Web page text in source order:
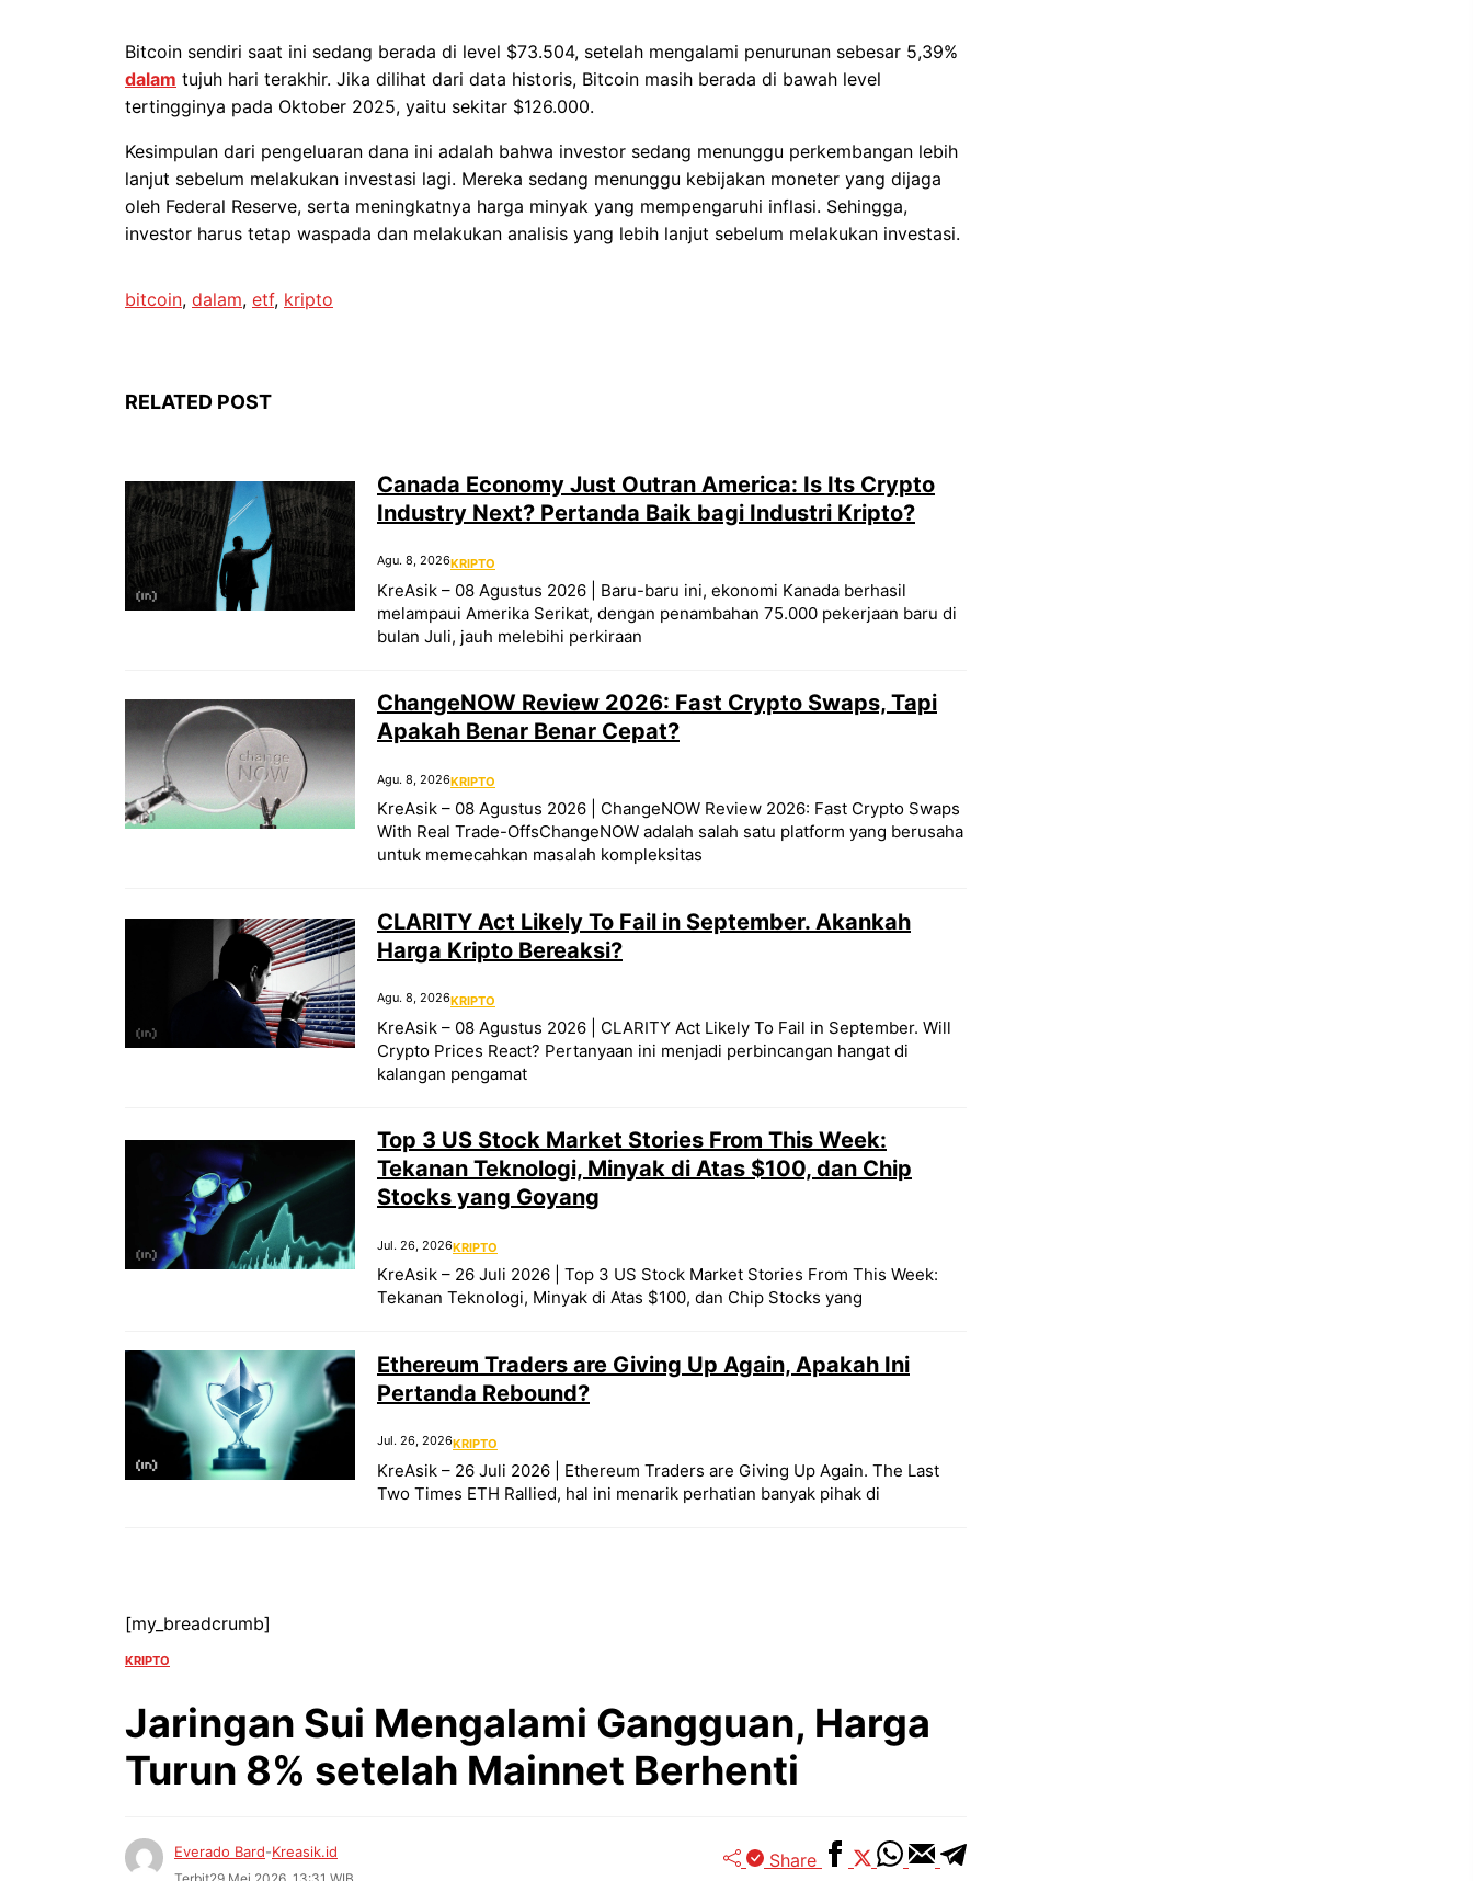
Bitcoin sendiri saat ini sedang berada di level $73.504, setelah mengalami penurunan sebesar 5,39%
dalam tujuh hari terakhir. Jika dilihat dari data historis, Bitcoin masih berada di bawah level
tertingginya pada Oktober 2025, yaitu sekitar $126.000.
Kesimpulan dari pengeluaran dana ini adalah bahwa investor sedang menunggu perkembangan lebih
lanjut sebelum melakukan investasi lagi. Mereka sedang menunggu kebijakan moneter yang dijaga
oleh Federal Reserve, serta meningkatnya harga minyak yang mempengaruhi inflasi. Sehingga,
investor harus tetap waspada dan melakukan analisis yang lebih lanjut sebelum melakukan investasi.
bitcoin, dalam, etf, kripto
RELATED POST
Canada Economy Just Outran America: Is Its Crypto
Industry Next? Pertanda Baik bagi Industri Kripto?
Agu. 8, 2026KRIPTO
KreAsik – 08 Agustus 2026 | Baru-baru ini, ekonomi Kanada berhasil
melampaui Amerika Serikat, dengan penambahan 75.000 pekerjaan baru di
bulan Juli, jauh melebihi perkiraan
ChangeNOW Review 2026: Fast Crypto Swaps, Tapi
Apakah Benar Benar Cepat?
Agu. 8, 2026KRIPTO
KreAsik – 08 Agustus 2026 | ChangeNOW Review 2026: Fast Crypto Swaps
With Real Trade-OffsChangeNOW adalah salah satu platform yang berusaha
untuk memecahkan masalah kompleksitas
CLARITY Act Likely To Fail in September. Akankah
Harga Kripto Bereaksi?
Agu. 8, 2026KRIPTO
KreAsik – 08 Agustus 2026 | CLARITY Act Likely To Fail in September. Will
Crypto Prices React? Pertanyaan ini menjadi perbincangan hangat di
kalangan pengamat
Top 3 US Stock Market Stories From This Week:
Tekanan Teknologi, Minyak di Atas $100, dan Chip
Stocks yang Goyang
Jul. 26, 2026KRIPTO
KreAsik – 26 Juli 2026 | Top 3 US Stock Market Stories From This Week:
Tekanan Teknologi, Minyak di Atas $100, dan Chip Stocks yang
Ethereum Traders are Giving Up Again, Apakah Ini
Pertanda Rebound?
Jul. 26, 2026KRIPTO
KreAsik – 26 Juli 2026 | Ethereum Traders are Giving Up Again. The Last
Two Times ETH Rallied, hal ini menarik perhatian banyak pihak di
[my_breadcrumb]
KRIPTO
Jaringan Sui Mengalami Gangguan, Harga
Turun 8% setelah Mainnet Berhenti
Everado Bard-Kreasik.id Share